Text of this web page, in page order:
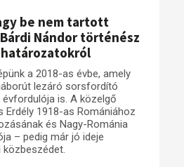
be nem tartott
Nándor történész
a 2018-as évbe, amely
lezáró sorsfordító
is. A közelgő
Erdély 1918-as Romániához
és Nagy-Románia
– pedig már jó ideje